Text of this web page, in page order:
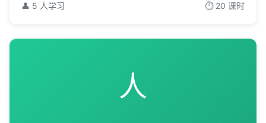
👤 5 人学习 ⏱️ 20 课时
人